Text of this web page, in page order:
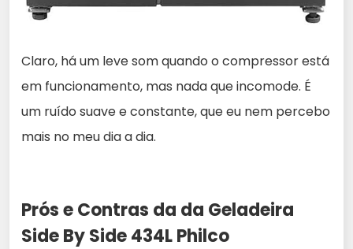
Claro, há um leve som quando o compressor está
em funcionamento, mas nada que incomode. É
um ruído suave e constante, que eu nem percebo
mais no meu dia a dia.
Prós e Contras da da Geladeira
Side By Side 434L Philco